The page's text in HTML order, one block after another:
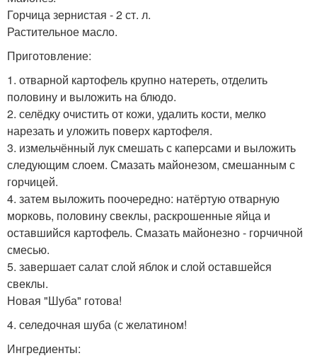
Горчица зернистая - 2 ст. л.
Растительное масло.
Приготовление:
1. отварной картофель крупно натереть, отделить
половину и выложить на блюдо.
2. селёдку очистить от кожи, удалить кости, мелко
нарезать и уложить поверх картофеля.
3. измельчённый лук смешать с каперсами и выложить
следующим слоем. Смазать майонезом, смешанным с
горчицей.
4. затем выложить поочередно: натёртую отварную
морковь, половину свеклы, раскрошенные яйца и
оставшийся картофель. Смазать майонезно - горчичной
смесью.
5. завершает салат слой яблок и слой оставшейся
свеклы.
Новая "Шуба" готова!
4. селедочная шуба (с желатином!
Ингредиенты: